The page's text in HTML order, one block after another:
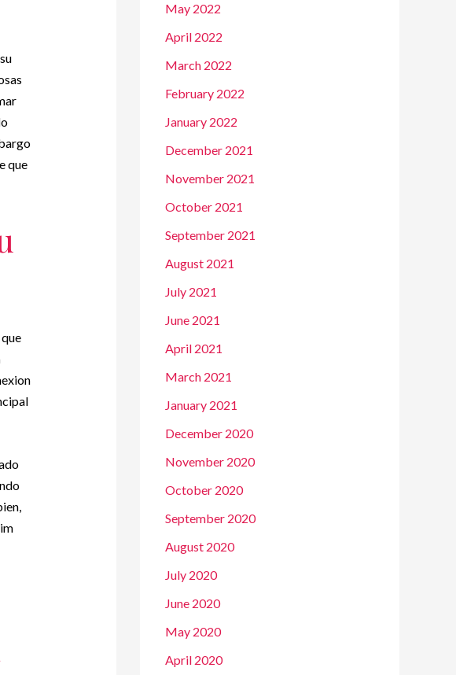
que
May 2022
April 2022
March 2022
February 2022
January 2022
December 2021
November 2021
October 2021
September 2021
August 2021
July 2021
June 2021
April 2021
March 2021
January 2021
December 2020
November 2020
October 2020
September 2020
August 2020
July 2020
June 2020
May 2020
April 2020